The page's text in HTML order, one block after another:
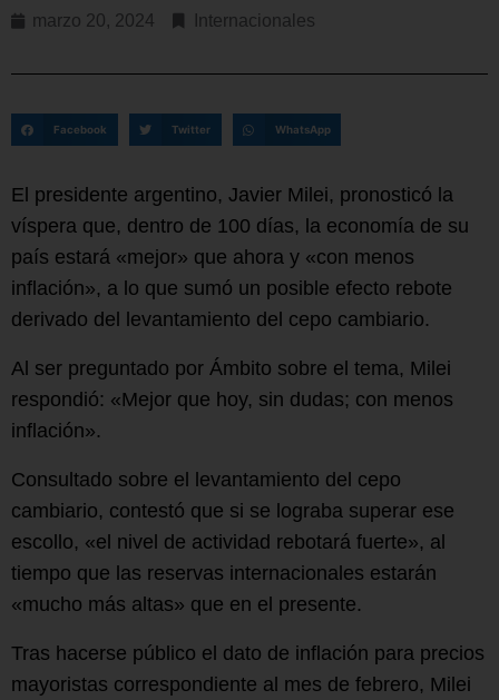
marzo 20, 2024 Internacionales
Facebook Twitter WhatsApp
El presidente argentino, Javier Milei, pronosticó la
víspera que, dentro de 100 días, la economía de su
país estará «mejor» que ahora y «con menos
inflación», a lo que sumó un posible efecto rebote
derivado del levantamiento del cepo cambiario.
Al ser preguntado por Ámbito sobre el tema, Milei
respondió: «Mejor que hoy, sin dudas; con menos
inflación».
Consultado sobre el levantamiento del cepo
cambiario, contestó que si se lograba superar ese
escollo, «el nivel de actividad rebotará fuerte», al
tiempo que las reservas internacionales estarán
«mucho más altas» que en el presente.
Tras hacerse público el dato de inflación para precios
mayoristas correspondiente al mes de febrero, Milei